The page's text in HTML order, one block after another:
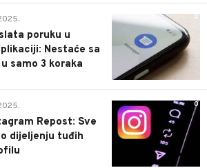
0
poruku u
Nestaće sa
samo 3 koraka
0
Repost: Sve
dijeljenju tuđih